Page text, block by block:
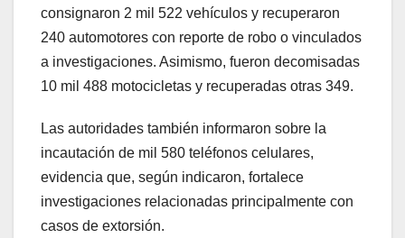
consignaron 2 mil 522 vehículos y recuperaron
240 automotores con reporte de robo o vinculados
a investigaciones. Asimismo, fueron decomisadas
10 mil 488 motocicletas y recuperadas otras 349.
Las autoridades también informaron sobre la
incautación de mil 580 teléfonos celulares,
evidencia que, según indicaron, fortalece
investigaciones relacionadas principalmente con
casos de extorsión.